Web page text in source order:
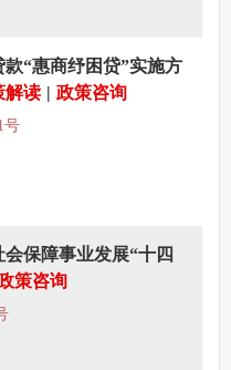
“惠商纾困贷”实施方
解读 | 政策咨询
号
保障事业发展“十四
策咨询